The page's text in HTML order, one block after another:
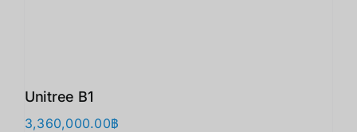
Unitree B1
3,360,000.00฿